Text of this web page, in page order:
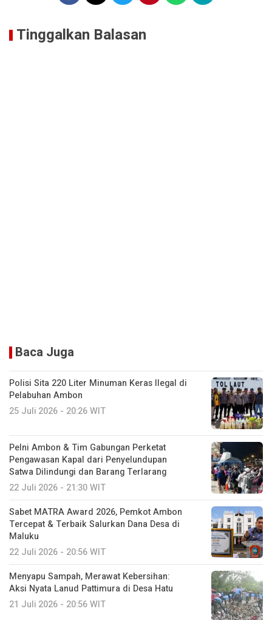
Tinggalkan Balasan
Baca Juga
Polisi Sita 220 Liter Minuman Keras Ilegal di
Pelabuhan Ambon
25 Juli 2026 - 20:26 WIT
Pelni Ambon & Tim Gabungan Perketat
Pengawasan Kapal dari Penyelundupan
Satwa Dilindungi dan Barang Terlarang
22 Juli 2026 - 21:30 WIT
Sabet MATRA Award 2026, Pemkot Ambon
Tercepat & Terbaik Salurkan Dana Desa di
Maluku
22 Juli 2026 - 20:56 WIT
Menyapu Sampah, Merawat Kebersihan:
Aksi Nyata Lanud Pattimura di Desa Hatu
21 Juli 2026 - 20:56 WIT